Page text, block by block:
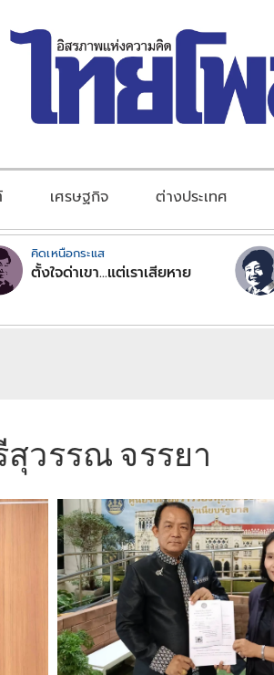
เศรษฐกิจ ต่างประเทศ
คิดเหนือกระแส
ตั้งใจด่าเขา...แต่เราเสียหาย
วรรณ จรรยา